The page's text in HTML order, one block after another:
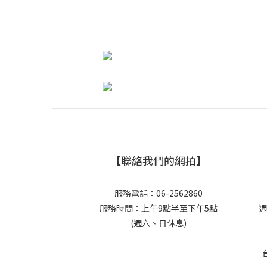
【聯絡我們的網拍】
服務電話：06-2562860
服務時間：上午9點半至下午5點
(週六、日休息)